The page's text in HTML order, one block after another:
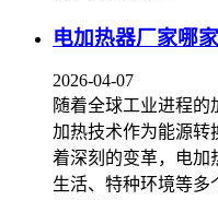
电加热器厂家哪
2026-04-07
随着全球工业进程的
加热技术作为能源转
着深刻的变革，电加
生活、特种环境等多